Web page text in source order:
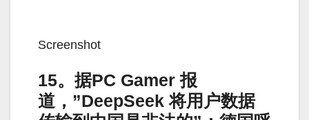
Screenshot
15。据PC Gamer 报
道，”DeepSeek 将用户数据